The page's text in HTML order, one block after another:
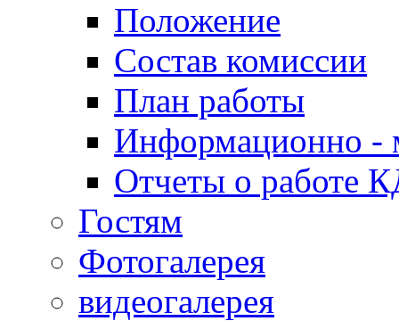
Положение
Состав комиссии
План работы
Информационно -
Отчеты о работе
Гостям
Фотогалерея
видеогалерея